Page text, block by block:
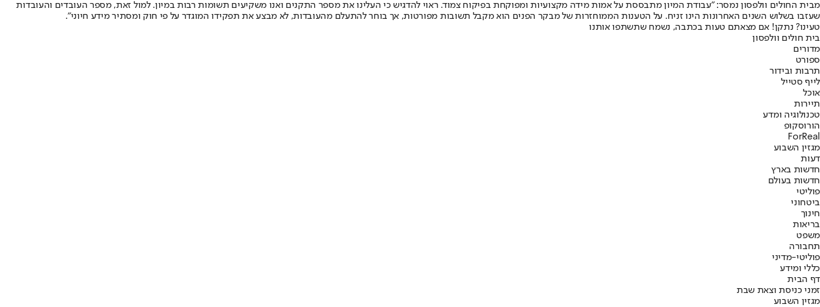
מבית החולים וולפסון נמסר: "עבודת המיון מתבססת על אמות מידה מקצועיות ומפוקחת בפיקוח צמוד. ראוי להדגיש כי העלינו את מספר התקנים ואנו משקיעים תשומות רבות במיון. למול זאת, מספר העובדים והעובדות
שעזבו בשלוש השנים האחרונות הינו זניח. על הטענות הממוחזרות של מבקר הפנים הוא מקבל תשובות מפורטות, אך בוחר להתעלם מהעובדות, לא מבצע את תפקידו המוגדר על פי חוק ומסתיר מידע חיוני".
טעינו? נתקן! אם מצאתם טעות בכתבה, נשמח שתשתפו אותנו
בית חולים וולפסון
מדורים
ספורט
תרבות ובידור
לייף סטייל
אוכל
תיירות
טכנולוגיה ומדע
הורוסקופ
ForReal
מגזין השבוע
דעות
חדשות בארץ
חדשות בעולם
פוליטי
ביטחוני
חינוך
בריאות
משפט
תחבורה
פוליטי-מדיני
כללי ומידע
דף הבית
זמני כניסת וצאת שבת
מגזין השבוע